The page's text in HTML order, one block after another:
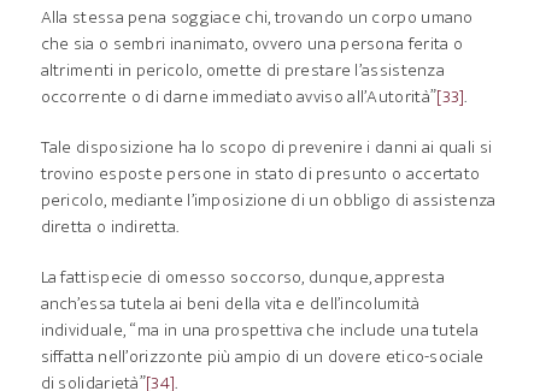
Alla stessa pena soggiace chi, trovando un corpo umano
che sia o sembri inanimato, ovvero una persona ferita o
altrimenti in pericolo, omette di prestare l’assistenza
occorrente o di darne immediato avviso all’Autorità”[33].
Tale disposizione ha lo scopo di prevenire i danni ai quali si
trovino esposte persone in stato di presunto o accertato
pericolo, mediante l’imposizione di un obbligo di assistenza
diretta o indiretta.
La fattispecie di omesso soccorso, dunque, appresta
anch’essa tutela ai beni della vita e dell’incolumità
individuale, “ma in una prospettiva che include una tutela
siffatta nell’orizzonte più ampio di un dovere etico-sociale
di solidarietà”[34].